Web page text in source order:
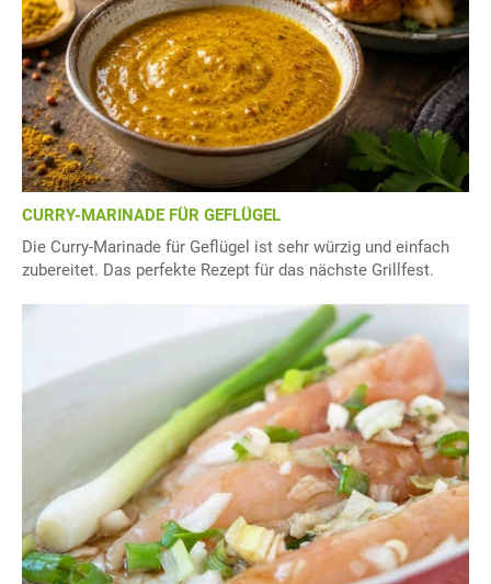
CURRY-MARINADE FÜR GEFLÜGEL
Die Curry-Marinade für Geflügel ist sehr würzig und einfach
zubereitet. Das perfekte Rezept für das nächste Grillfest.